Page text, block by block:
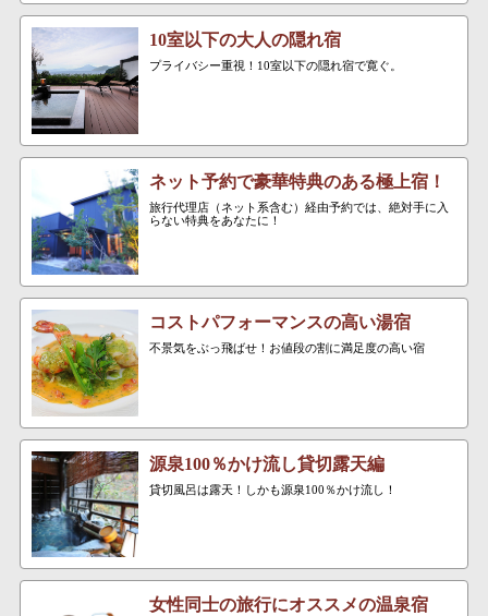
10室以下の大人の隠れ宿
プライバシー重視！10室以下の隠れ宿で寛ぐ。
ネット予約で豪華特典のある極上宿！
旅行代理店（ネット系含む）経由予約では、絶対手に入
らない特典をあなたに！
コストパフォーマンスの高い湯宿
不景気をぶっ飛ばせ！お値段の割に満足度の高い宿
源泉100％かけ流し貸切露天編
貸切風呂は露天！しかも源泉100％かけ流し！
女性同士の旅行にオススメの温泉宿